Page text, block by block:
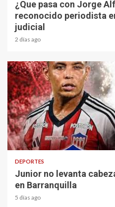
¿Que pasa con Jorge
reconocido periodista
judicial
2 días ago
2 min read
DEPORTES
Junior no levanta
en Barranquilla
5 días ago